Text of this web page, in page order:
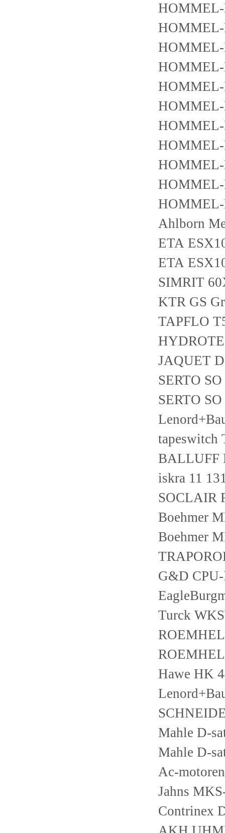
Ahlborn
ETA
ETA
SIMRIT
KTR GS
TAPFLO
JAQUET
SERTO
SERTO
tapeswitch
BALLUFF
iskra 11
SOCLAIR
Boehmer
Boehmer
G&D
Turck
Hawe HK
Mahle D-
Mahle D-
Ac-
Jahns
Contrinex